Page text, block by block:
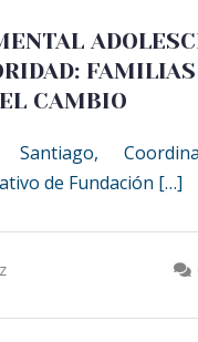
FAMILIAS
CAMBIO
de Fundación […]